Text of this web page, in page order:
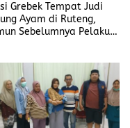
Grebek Tempat Judi
Ayam di Ruteng,
Sebelumnya Pelaku